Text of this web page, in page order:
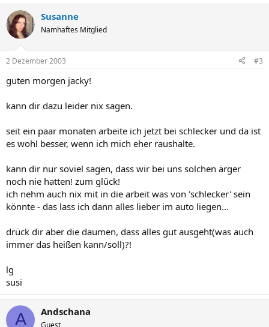
Susanne
Namhaftes Mitglied
2 Dezember 2003 #3
guten morgen jacky!
kann dir dazu leider nix sagen.
seit ein paar monaten arbeite ich jetzt bei schlecker und da ist
es wohl besser, wenn ich mich eher raushalte.
kann dir nur soviel sagen, dass wir bei uns solchen ärger
noch nie hatten! zum glück!
ich nehm auch nix mit in die arbeit was von 'schlecker' sein
könnte - das lass ich dann alles lieber im auto liegen...
drück dir aber die daumen, dass alles gut ausgeht(was auch
immer das heißen kann/soll)?!
lg
susi
A Andschana
Guest